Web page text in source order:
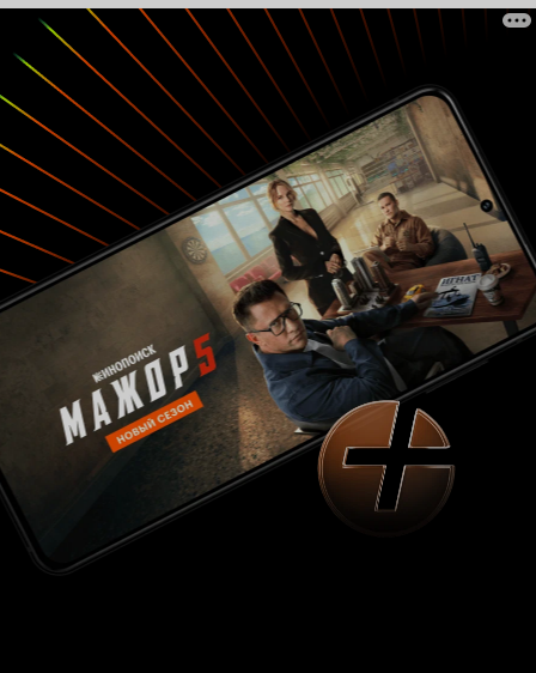
вопрос – надолго ли? ведь тогда здесь станет
хорошо...